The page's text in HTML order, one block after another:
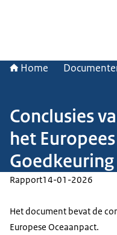
Home
Conclusies
het
Goedkeuring
Rapport14-01-2026
Het document bevat de
Europese Oceaanpact.